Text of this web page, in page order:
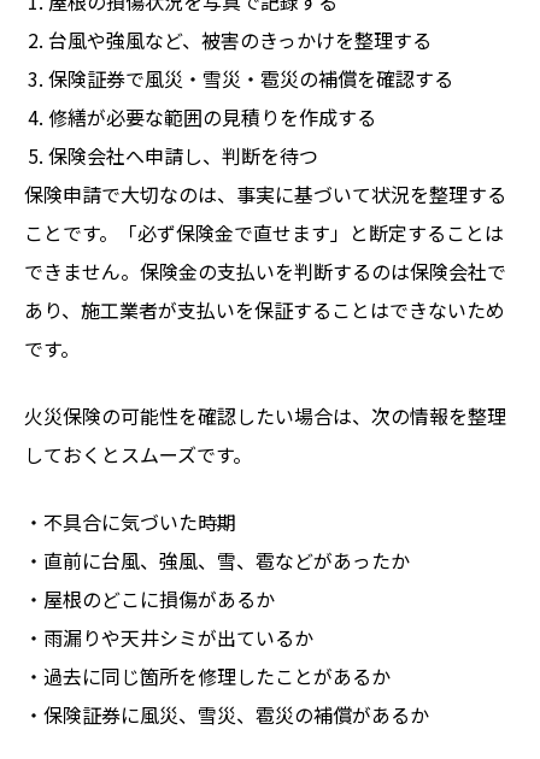
台風や強風など、被害のきっかけを整理する
保険証券で風災・雪災・雹災の補償を確認する
修繕が必要な範囲の見積りを作成する
保険会社へ申請し、判断を待つ
保険申請で大切なのは、事実に基づいて状況を整理する
ことです。「必ず保険金で直せます」と断定することは
できません。保険金の支払いを判断するのは保険会社で
あり、施工業者が支払いを保証することはできないため
です。
火災保険の可能性を確認したい場合は、次の情報を整理
しておくとスムーズです。
・不具合に気づいた時期
・直前に台風、強風、雪、雹などがあったか
・屋根のどこに損傷があるか
・雨漏りや天井シミが出ているか
・過去に同じ箇所を修理したことがあるか
・保険証券に風災、雪災、雹災の補償があるか